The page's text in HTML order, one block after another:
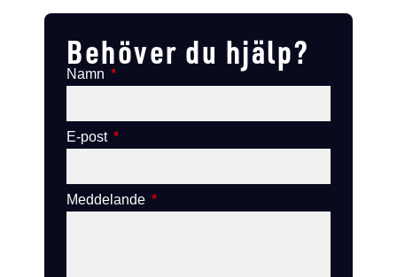
Behöver du hjälp?
Namn
E-post
Meddelande